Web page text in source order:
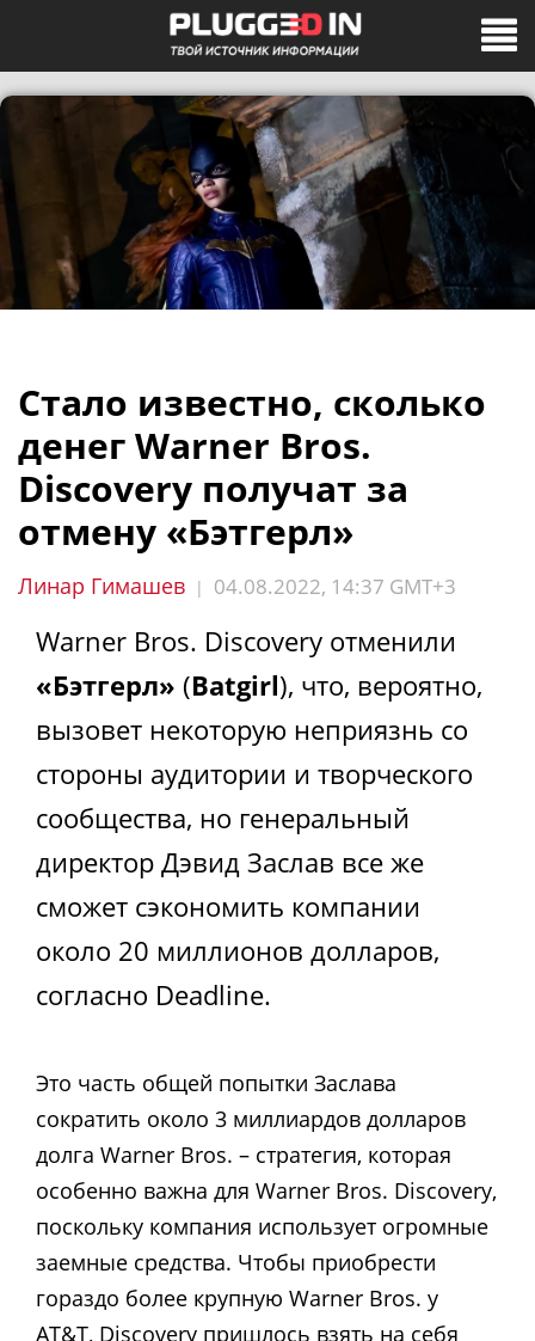
Стало известно, сколько
денег Warner Bros.
Discovery получат за
отмену «Бэтгерл»
Линар Гимашев | 04.08.2022, 14:37 GMT+3
Warner Bros. Discovery отменили
«Бэтгерл» (Batgirl), что, вероятно,
вызовет некоторую неприязнь со
стороны аудитории и творческого
сообщества, но генеральный
директор Дэвид Заслав все же
сможет сэкономить компании
около 20 миллионов долларов,
согласно Deadline.
Это часть общей попытки Заслава
сократить около 3 миллиардов долларов
долга Warner Bros. – стратегия, которая
особенно важна для Warner Bros. Discovery,
поскольку компания использует огромные
заемные средства. Чтобы приобрести
гораздо более крупную Warner Bros. у
AT&T, Discovery пришлось взять на себя